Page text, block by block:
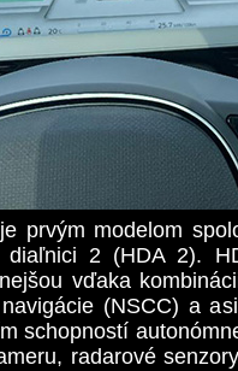
prvým modelom
diaľnici 2 (HDA 2).
vďaka
(NSCC) a
schopností
radarové